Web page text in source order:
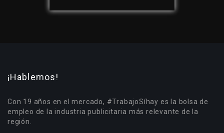
¡Hablemos!
Con 19 años en el mercado, #TrabajoSíhay es la bolsa de
empleo de la industria publicitaria más relevante de la
región.